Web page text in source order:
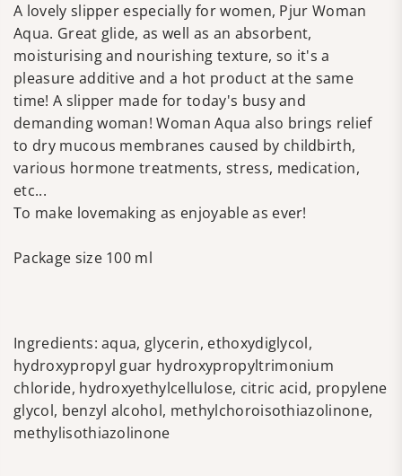
A lovely slipper especially for women, Pjur Woman
Aqua. Great glide, as well as an absorbent,
moisturising and nourishing texture, so it's a
pleasure additive and a hot product at the same
time! A slipper made for today's busy and
demanding woman! Woman Aqua also brings relief
to dry mucous membranes caused by childbirth,
various hormone treatments, stress, medication,
etc...
To make lovemaking as enjoyable as ever!
Package size 100 ml
Ingredients: aqua, glycerin, ethoxydiglycol,
hydroxypropyl guar hydroxypropyltrimonium
chloride, hydroxyethylcellulose, citric acid, propylene
glycol, benzyl alcohol, methylchoroisothiazolinone,
methylisothiazolinone